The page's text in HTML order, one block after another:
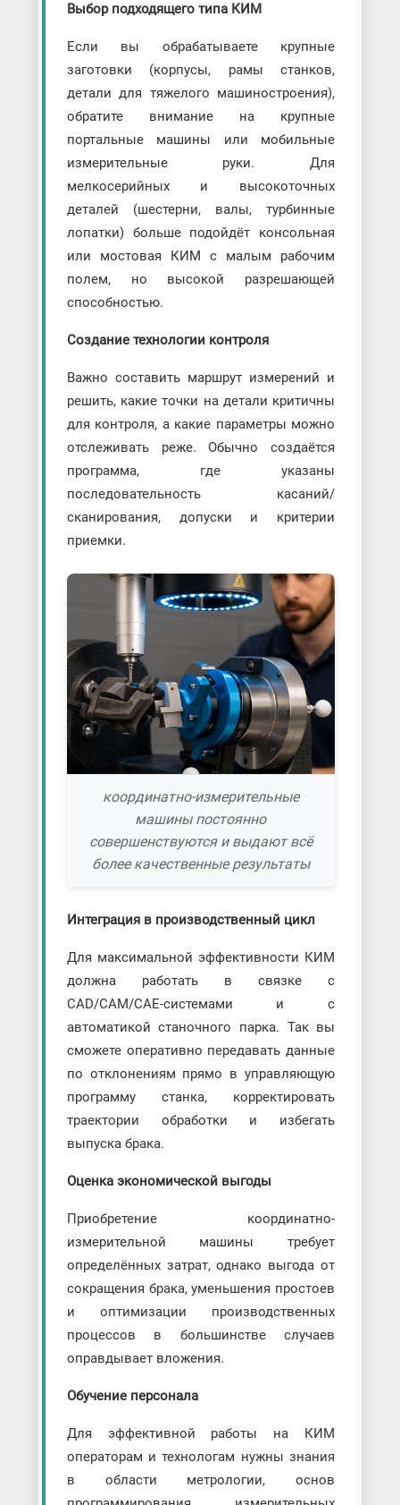
Выбор подходящего типа КИМ
Если вы обрабатываете крупные
заготовки (корпусы, рамы станков,
детали для тяжелого машиностроения),
обратите внимание на крупные
портальные машины или мобильные
измерительные руки. Для
мелкосерийных и высокоточных
деталей (шестерни, валы, турбинные
лопатки) больше подойдёт консольная
или мостовая КИМ с малым рабочим
полем, но высокой разрешающей
способностью.
Создание технологии контроля
Важно составить маршрут измерений и
решить, какие точки на детали критичны
для контроля, а какие параметры можно
отслеживать реже. Обычно создаётся
программа, где указаны
последовательность касаний/
сканирования, допуски и критерии
приемки.
координатно-измерительные
машины постоянно
совершенствуются и выдают всё
более качественные результаты
Интеграция в производственный цикл
Для максимальной эффективности КИМ
должна работать в связке с
CAD/CAM/CAE-системами и с
автоматикой станочного парка. Так вы
сможете оперативно передавать данные
по отклонениям прямо в управляющую
программу станка, корректировать
траектории обработки и избегать
выпуска брака.
Оценка экономической выгоды
Приобретение координатно-
измерительной машины требует
определённых затрат, однако выгода от
сокращения брака, уменьшения простоев
и оптимизации производственных
процессов в большинстве случаев
оправдывает вложения.
Обучение персонала
Для эффективной работы на КИМ
операторам и технологам нужны знания
в области метрологии, основ